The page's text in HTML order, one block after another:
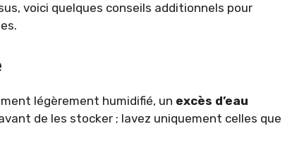
voici quelques conseils additionnels pour
légèrement humidifié, un excès d’eau
de les stocker ; lavez uniquement celles que